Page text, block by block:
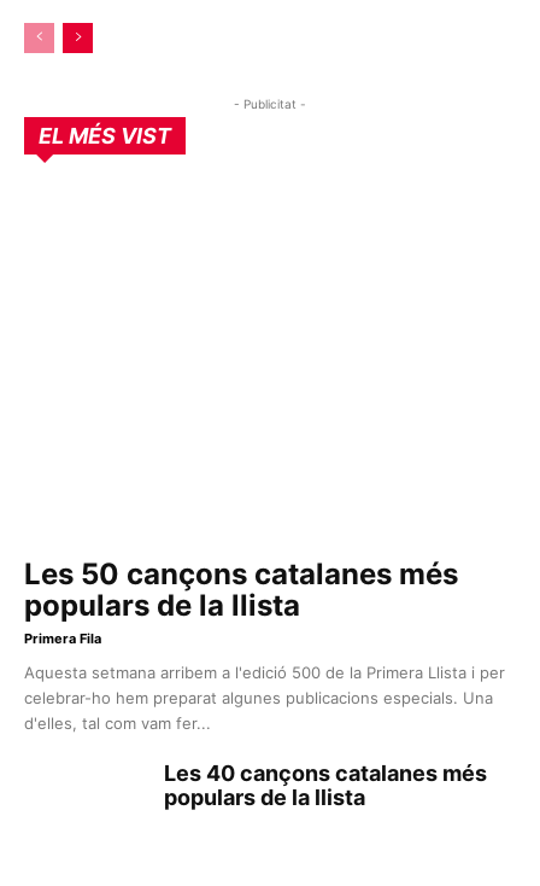
- Publicitat -
EL MÉS VIST
Les 50 cançons catalanes més
populars de la llista
Primera Fila
Aquesta setmana arribem a l'edició 500 de la Primera Llista i per
celebrar-ho hem preparat algunes publicacions especials. Una
d'elles, tal com vam fer...
Les 40 cançons catalanes més
populars de la llista